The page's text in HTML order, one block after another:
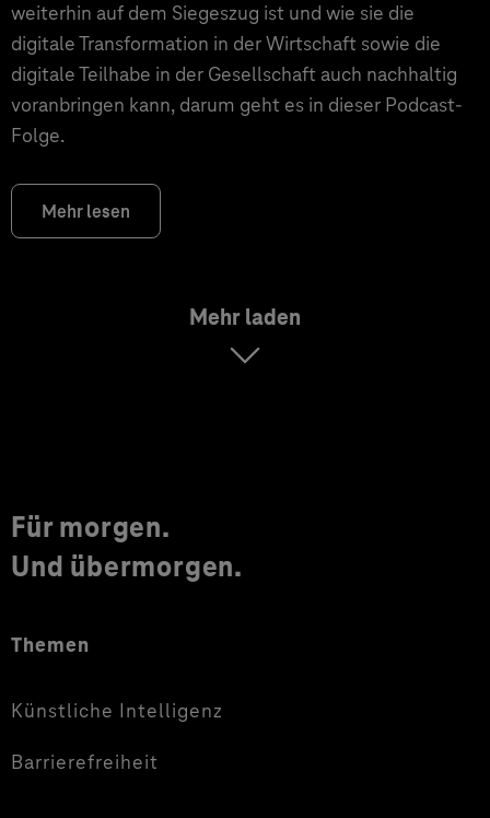
weiterhin auf dem Siegeszug ist und wie sie die
digitale Transformation in der Wirtschaft sowie die
digitale Teilhabe in der Gesellschaft auch nachhaltig
voranbringen kann, darum geht es in dieser Podcast-
Folge.
Mehr lesen
Mehr laden
Für morgen.
Und übermorgen.
Themen
Künstliche Intelligenz
Barrierefreiheit